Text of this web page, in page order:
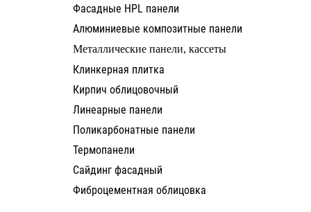
Фасадные HPL панели
Алюминиевые композитные панели
Металлические панели, кассеты
Клинкерная плитка
Кирпич облицовочный
Линеарные панели
Поликарбонатные панели
Термопанели
Сайдинг фасадный
Фиброцементная облицовка